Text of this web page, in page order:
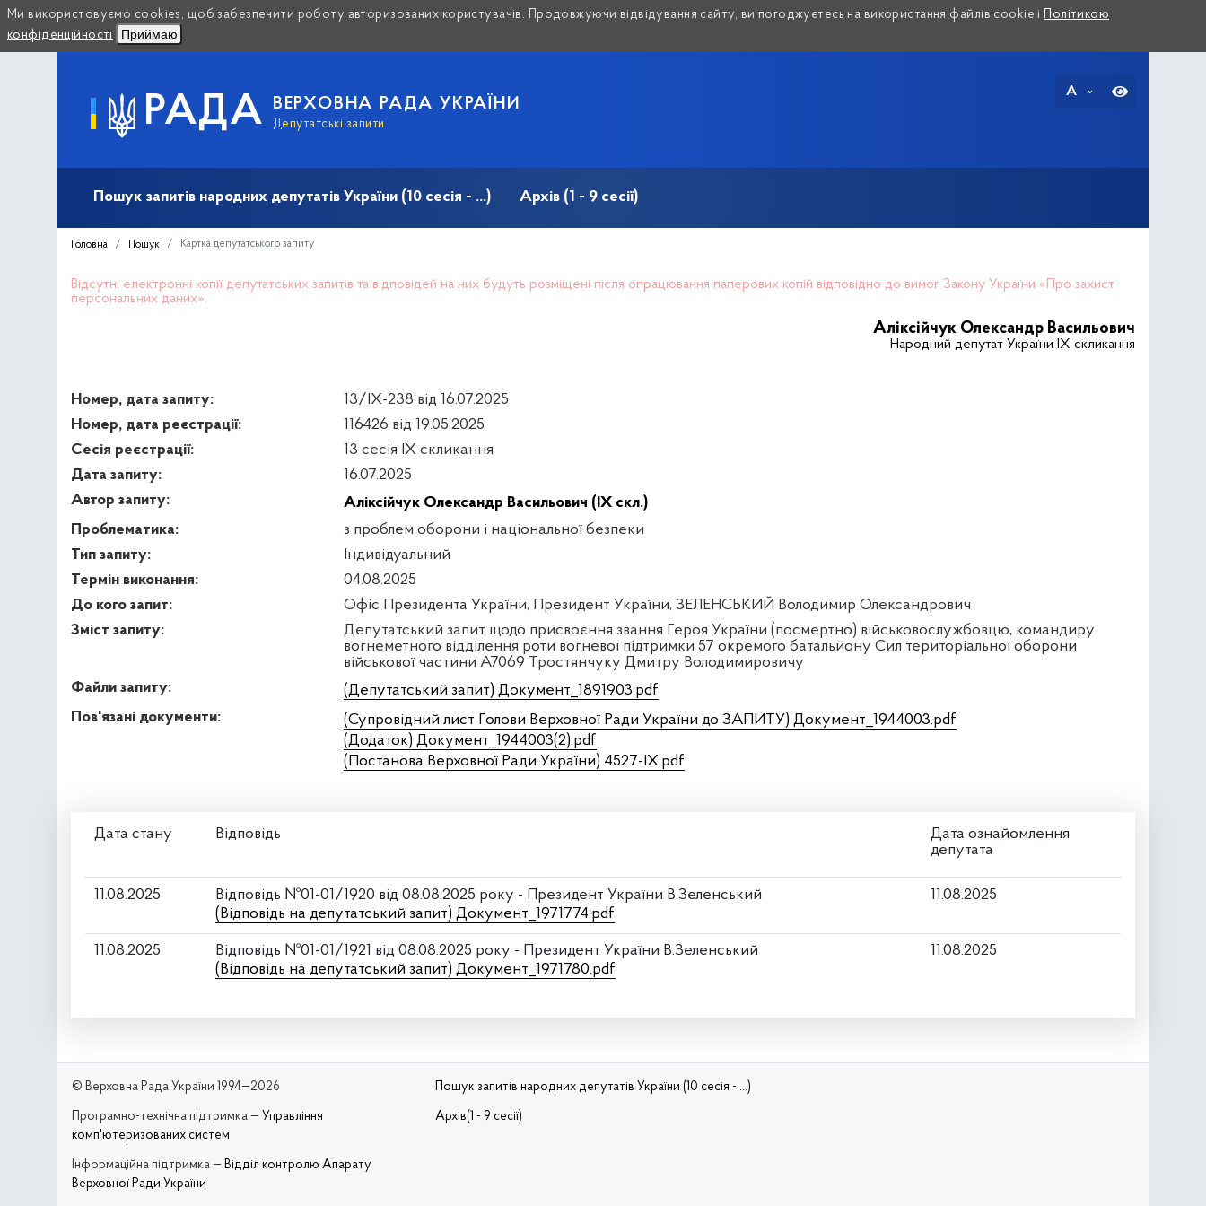
Ми використовуємо cookies, щоб забезпечити роботу авторизованих користувачів. Продовжуючи відвідування сайту, ви погоджуєтесь на використання файлів cookie і Політикою
конфіденційності
Приймаю
РАДА ВЕРХОВНА РАДА УКРАЇНИ
Депутатські запити
A
Пошук запитів народних депутатів України (10 сесія - ...) Архів (1 - 9 сесії)
Головна Пошук Картка депутатського запиту
Відсутні електронні копії депутатських запитів та відповідей на них будуть розміщені після опрацювання паперових копій відповідно до вимог Закону України «Про захист
персональних даних».
Аліксійчук Олександр Васильович
Народний депутат України IX скликання
Номер, дата запиту:
13/IX-238 від 16.07.2025
Номер, дата реєстрації:
116426 від 19.05.2025
Сесія реєстрації:
13 сесія IX скликання
Дата запиту:
16.07.2025
Автор запиту:
Аліксійчук Олександр Васильович (IX скл.)
Проблематика:
з проблем оборони і національної безпеки
Тип запиту:
Індивідуальний
Термін виконання:
04.08.2025
До кого запит:
Офіс Президента України, Президент України, ЗЕЛЕНСЬКИЙ Володимир Олександрович
Зміст запиту:
Депутатський запит щодо присвоєння звання Героя України (посмертно) військовослужбовцю, командиру
вогнеметного відділення роти вогневої підтримки 57 окремого батальйону Сил територіальної оборони
військової частини А7069 Тростянчуку Дмитру Володимировичу
Файли запиту:
(Депутатський запит) Документ_1891903.pdf
Пов'язані документи:
(Супровідний лист Голови Верховної Ради України до ЗАПИТУ) Документ_1944003.pdf
(Додаток) Документ_1944003(2).pdf
(Постанова Верховної Ради України) 4527-ІХ.pdf
Дата стану Відповідь
Дата ознайомлення
депутата
11.08.2025
Відповідь №01-01/1920 від 08.08.2025 року - Президент України В.Зеленський
(Відповідь на депутатський запит) Документ_1971774.pdf
11.08.2025
11.08.2025
Відповідь №01-01/1921 від 08.08.2025 року - Президент України В.Зеленський
(Відповідь на депутатський запит) Документ_1971780.pdf
11.08.2025
© Верховна Рада України 1994—2026
Програмно-технічна підтримка — Управління
комп'ютеризованих систем
Iнформаційна підтримка — Відділ контролю Апарату
Верховної Ради України
Пошук запитів народних депутатів України (10 сесія - ...)
Архів(1 - 9 сесії)